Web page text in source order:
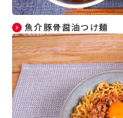
魚介豚骨醤油つけ麺